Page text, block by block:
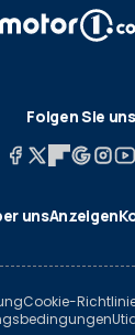
Folgen Sie uns
unsAnzeigen
Cookie-